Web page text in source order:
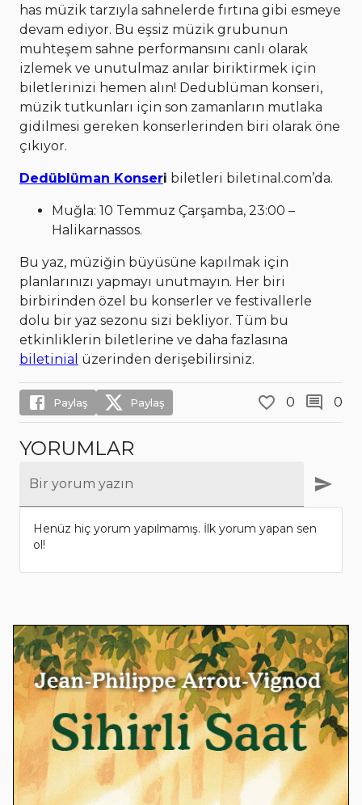
has müzik tarzıyla sahnelerde fırtına gibi esmeye
devam ediyor. Bu eşsiz müzik grubunun
muhteşem sahne performansını canlı olarak
izlemek ve unutulmaz anılar biriktirmek için
biletlerinizi hemen alın! Dedublüman konseri,
müzik tutkunları için son zamanların mutlaka
gidilmesi gereken konserlerinden biri olarak öne
çıkıyor.
Dedüblüman Konseri biletleri biletinal.com’da.
Muğla: 10 Temmuz Çarşamba, 23:00 –
Halikarnassos.
Bu yaz, müziğin büyüsüne kapılmak için
planlarınızı yapmayı unutmayın. Her biri
birbirinden özel bu konserler ve festivallerle
dolu bir yaz sezonu sizi bekliyor. Tüm bu
etkinliklerin biletlerine ve daha fazlasına
biletinial üzerinden derişebilirsiniz.
Paylaş Paylaş 0 0
YORUMLAR
Bir yorum yazın
Henüz hiç yorum yapılmamış. İlk yorum yapan sen
ol!